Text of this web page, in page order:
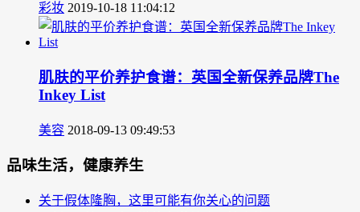
彩妆 2019-10-18 11:04:12
肌肤的平价养护食谱：英国全新保养品牌The
Inkey List
美容 2018-09-13 09:49:53
品味生活，健康养生
关于假体隆胸，这里可能有你关心的问题